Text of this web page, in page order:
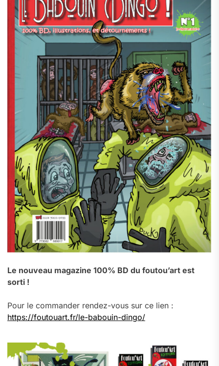
Le nouveau magazine 100% BD du foutou’art est
sorti !
Pour le commander rendez-vous sur ce lien :
https://foutouart.fr/le-babouin-dingo/